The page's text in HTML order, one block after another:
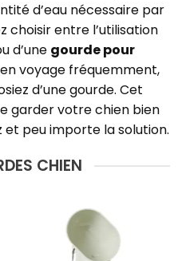
d’eau nécessaire par
choisir entre l’utilisation
d’une gourde pour
voyage fréquemment,
d’une gourde. Cet
garder votre chien bien
et peu importe la solution.
CHIEN